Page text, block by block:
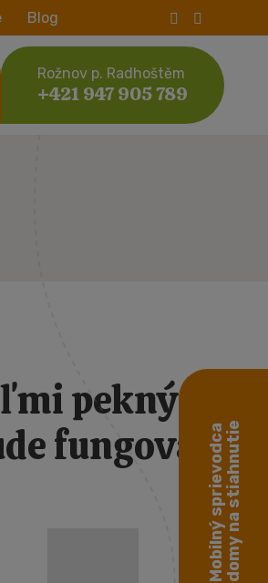
Blog
Rožnov p. Radhoštěm
+421 947 905 789
pekný a
fungovaťMobilný sprievodcadomy na stiahnutie